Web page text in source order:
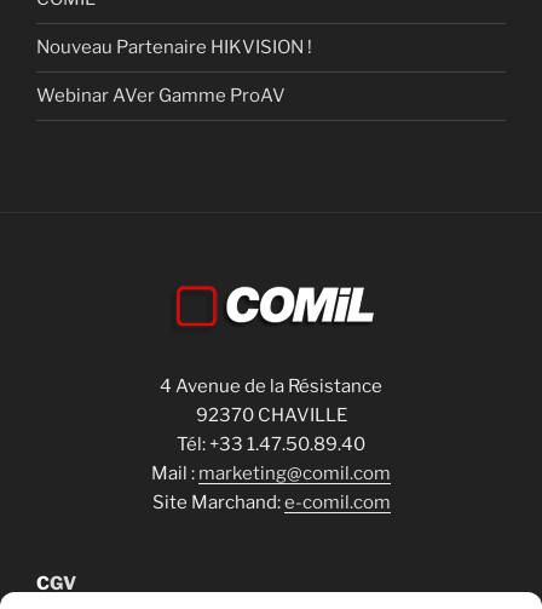
Nouveau Partenaire HIKVISION !
Webinar AVer Gamme ProAV
4 Avenue de la Résistance
92370 CHAVILLE
Tél: +33 1.47.50.89.40
Mail : marketing@comil.com
Site Marchand:e-comil.com
CGV